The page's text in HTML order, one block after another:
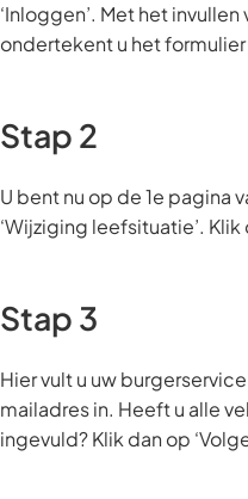
‘Inloggen’. Met het invullen
ondertekent u het
Stap 2
U bent nu op de 1e pagina
‘Wijziging leefsituatie’. Klik
Stap 3
Hier vult u uw
mailadres in. Heeft u alle
ingevuld? Klik dan op